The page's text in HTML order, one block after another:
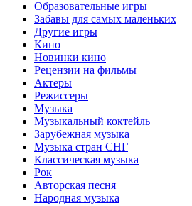
Образовательные игры
Забавы для самых маленьких
Другие игры
Кино
Новинки кино
Рецензии на фильмы
Актеры
Режиссеры
Музыка
Музыкальный коктейль
Зарубежная музыка
Музыка стран СНГ
Классическая музыка
Рок
Авторская песня
Народная музыка